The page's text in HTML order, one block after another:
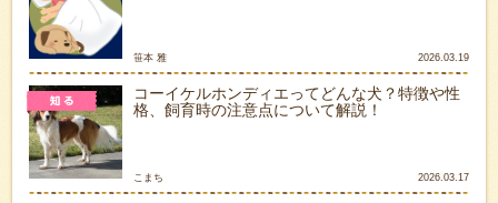
笹本 雅 2026.03.19
コーイケルホンディエってどんな犬？特徴や性
格、飼育時の注意点について解説！
こまち 2026.03.17